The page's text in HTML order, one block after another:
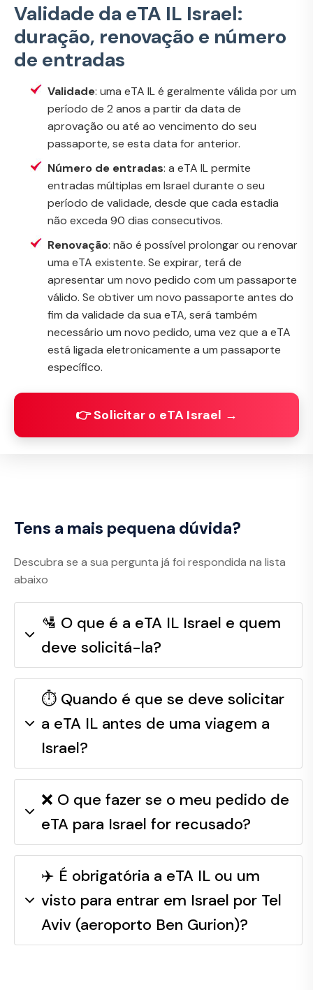
Validade da eTA IL Israel:
duração, renovação e número
de entradas
Validade: uma eTA IL é geralmente válida por um
período de 2 anos a partir da data de
aprovação ou até ao vencimento do seu
passaporte, se esta data for anterior.
Número de entradas: a eTA IL permite
entradas múltiplas em Israel durante o seu
período de validade, desde que cada estadia
não exceda 90 dias consecutivos.
Renovação: não é possível prolongar ou renovar
uma eTA existente. Se expirar, terá de
apresentar um novo pedido com um passaporte
válido. Se obtiver um novo passaporte antes do
fim da validade da sua eTA, será também
necessário um novo pedido, uma vez que a eTA
está ligada eletronicamente a um passaporte
específico.
👉 Solicitar o eTA Israel →
Tens a mais pequena dúvida?
Descubra se a sua pergunta já foi respondida na lista
abaixo
🛂 O que é a eTA IL Israel e quem
deve solicitá-la?
⏱️ Quando é que se deve solicitar
a eTA IL antes de uma viagem a
Israel?
❌ O que fazer se o meu pedido de
eTA para Israel for recusado?
✈️ É obrigatória a eTA IL ou um
visto para entrar em Israel por Tel
Aviv (aeroporto Ben Gurion)?